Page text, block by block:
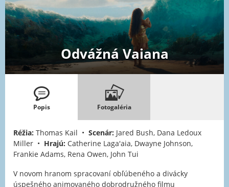
Odvážná Vaiana
Popis Fotogaléria
Réžia: Thomas Kail • Scenár: Jared Bush, Dana Ledoux
Miller • Hrajú: Catherine Laga'aia, Dwayne Johnson,
Frankie Adams, Rena Owen, John Tui
V novom hranom spracovaní obľúbeného a divácky
úspešného animovaného dobrodružného filmu